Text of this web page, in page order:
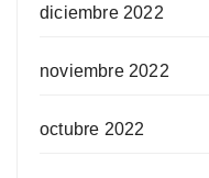
diciembre 2022
noviembre 2022
octubre 2022